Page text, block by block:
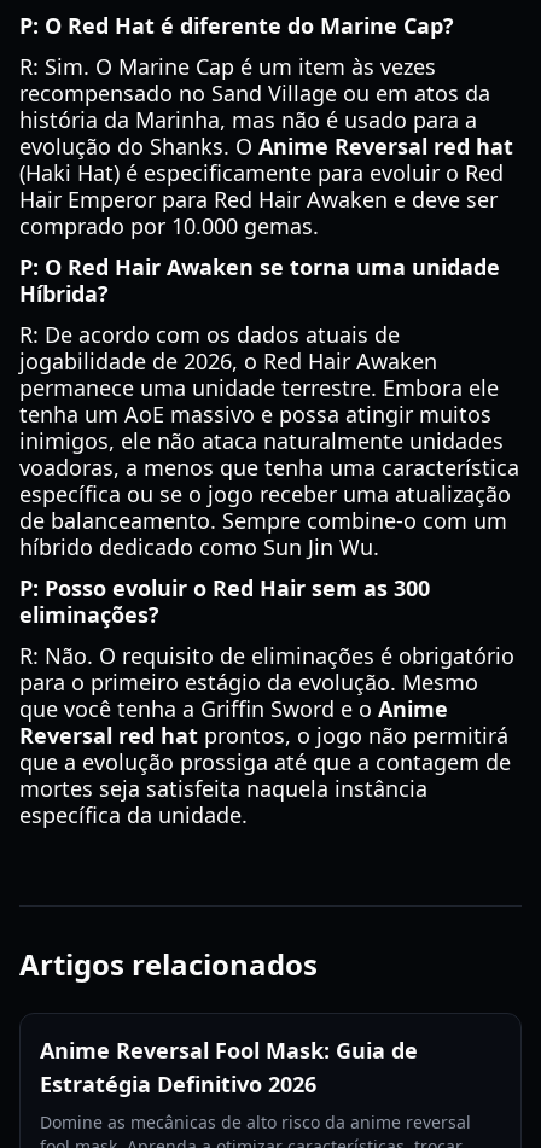
P: O Red Hat é diferente do Marine Cap?
R: Sim. O Marine Cap é um item às vezes
recompensado no Sand Village ou em atos da
história da Marinha, mas não é usado para a
evolução do Shanks. O Anime Reversal red hat
(Haki Hat) é especificamente para evoluir o Red
Hair Emperor para Red Hair Awaken e deve ser
comprado por 10.000 gemas.
P: O Red Hair Awaken se torna uma unidade
Híbrida?
R: De acordo com os dados atuais de
jogabilidade de 2026, o Red Hair Awaken
permanece uma unidade terrestre. Embora ele
tenha um AoE massivo e possa atingir muitos
inimigos, ele não ataca naturalmente unidades
voadoras, a menos que tenha uma característica
específica ou se o jogo receber uma atualização
de balanceamento. Sempre combine-o com um
híbrido dedicado como Sun Jin Wu.
P: Posso evoluir o Red Hair sem as 300
eliminações?
R: Não. O requisito de eliminações é obrigatório
para o primeiro estágio da evolução. Mesmo
que você tenha a Griffin Sword e o Anime
Reversal red hat prontos, o jogo não permitirá
que a evolução prossiga até que a contagem de
mortes seja satisfeita naquela instância
específica da unidade.
Artigos relacionados
Anime Reversal Fool Mask: Guia de
Estratégia Definitivo 2026
Domine as mecânicas de alto risco da anime reversal